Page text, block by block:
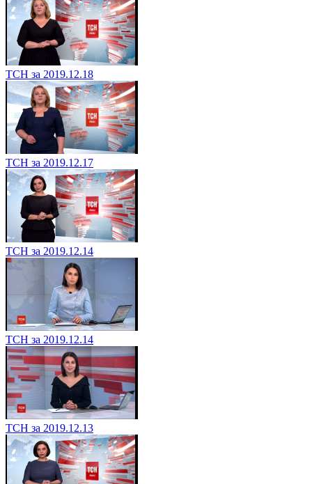
ТСН за 2019.12.18
ТСН за 2019.12.17
ТСН за 2019.12.14
ТСН за 2019.12.14
ТСН за 2019.12.13